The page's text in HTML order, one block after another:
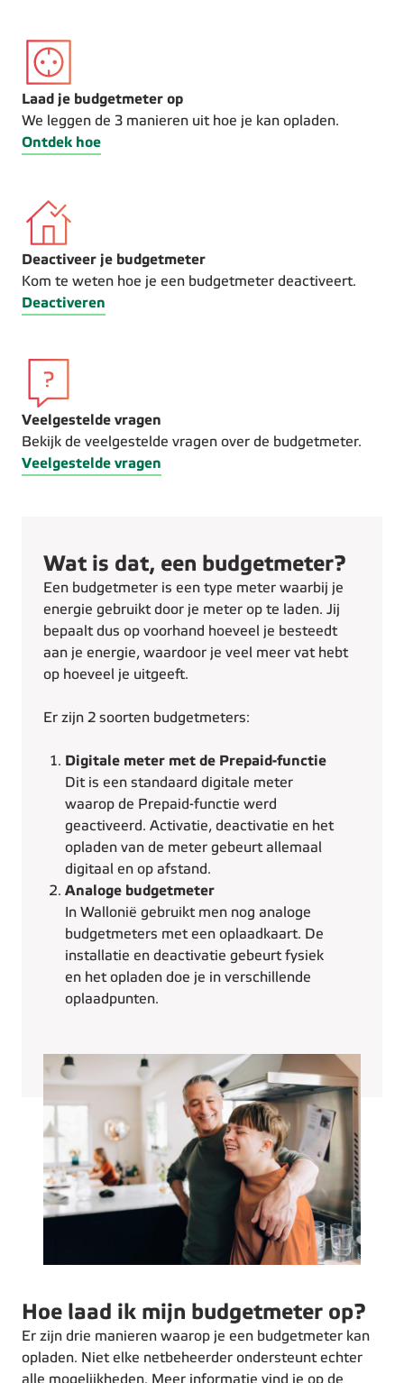
Laad je budgetmeter op
We leggen de 3 manieren uit hoe je kan opladen.
Ontdek hoe
Deactiveer je budgetmeter
Kom te weten hoe je een budgetmeter deactiveert.
Deactiveren
Veelgestelde vragen
Bekijk de veelgestelde vragen over de budgetmeter.
Veelgestelde vragen
Wat is dat, een budgetmeter?
Een budgetmeter is een type meter waarbij je
energie gebruikt door je meter op te laden. Jij
bepaalt dus op voorhand hoeveel je besteedt
aan je energie, waardoor je veel meer vat hebt
op hoeveel je uitgeeft.
Er zijn 2 soorten budgetmeters:
Digitale meter met de Prepaid-functie
Dit is een standaard digitale meter
waarop de Prepaid-functie werd
geactiveerd. Activatie, deactivatie en het
opladen van de meter gebeurt allemaal
digitaal en op afstand.
Analoge budgetmeter
In Wallonië gebruikt men nog analoge
budgetmeters met een oplaadkaart. De
installatie en deactivatie gebeurt fysiek
en het opladen doe je in verschillende
oplaadpunten.
Hoe laad ik mijn budgetmeter op?
Er zijn drie manieren waarop je een budgetmeter kan
opladen. Niet elke netbeheerder ondersteunt echter
alle mogelijkheden. Meer informatie vind je op de